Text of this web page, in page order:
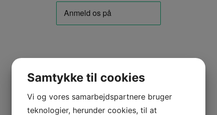
Samtykke til cookies
Vi og vores samarbejdspartnere bruger
teknologier, herunder cookies, til at